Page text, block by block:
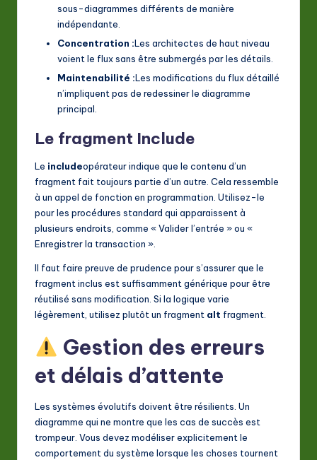
sous-diagrammes différents de manière
indépendante.
Concentration :Les architectes de haut niveau
voient le flux sans être submergés par les détails.
Maintenabilité :Les modifications du flux détaillé
n’impliquent pas de redessiner le diagramme
principal.
Le fragment Include
Le includeopérateur indique que le contenu d’un
fragment fait toujours partie d’un autre. Cela ressemble
à un appel de fonction en programmation. Utilisez-le
pour les procédures standard qui apparaissent à
plusieurs endroits, comme « Valider l’entrée » ou «
Enregistrer la transaction ».
Il faut faire preuve de prudence pour s’assurer que le
fragment inclus est suffisamment générique pour être
réutilisé sans modification. Si la logique varie
légèrement, utilisez plutôt un fragment alt fragment.
Gestion des erreurs
et délais d’attente
Les systèmes évolutifs doivent être résilients. Un
diagramme qui ne montre que les cas de succès est
trompeur. Vous devez modéliser explicitement le
comportement du système lorsque les choses tournent